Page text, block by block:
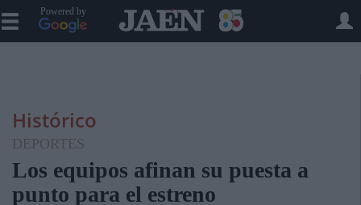
Powered by
Histórico
DEPORTES
Los equipos afinan su puesta a
punto para el estreno